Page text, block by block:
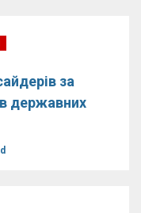
за
державних